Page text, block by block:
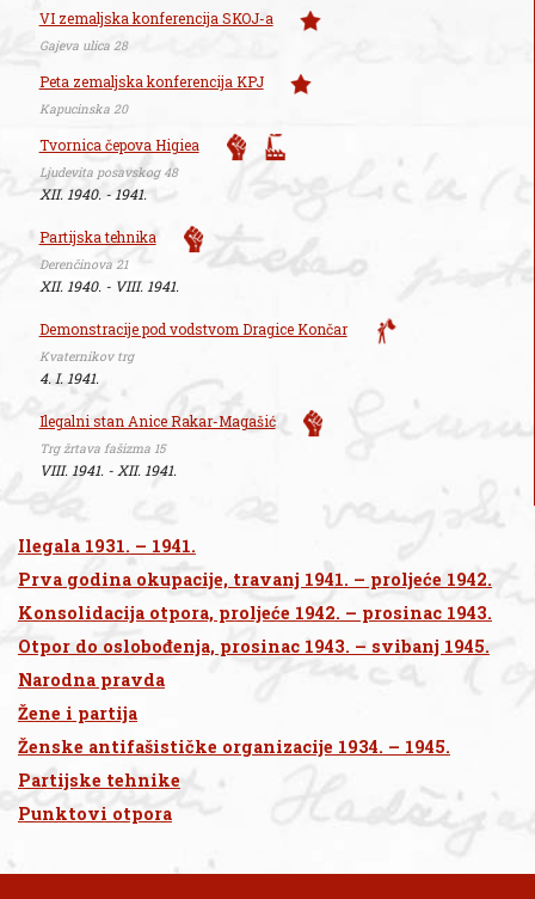
VI zemaljska konferencija SKOJ-a
Gajeva ulica 28
Peta zemaljska konferencija KPJ
Kapucinska 20
Tvornica čepova Higiea
Ljudevita posavskog 48
XII. 1940. - 1941.
Partijska tehnika
Derenčinova 21
XII. 1940. - VIII. 1941.
Demonstracije pod vodstvom Dragice Končar
Kvaternikov trg
4. I. 1941.
Ilegalni stan Anice Rakar-Magašić
Trg žrtava fašizma 15
VIII. 1941. - XII. 1941.
Ilegala 1931. – 1941.
Prva godina okupacije, travanj 1941. – proljeće 1942.
Konsolidacija otpora, proljeće 1942. – prosinac 1943.
Otpor do oslobođenja, prosinac 1943. – svibanj 1945.
Narodna pravda
Žene i partija
Ženske antifašističke organizacije 1934. – 1945.
Partijske tehnike
Punktovi otpora